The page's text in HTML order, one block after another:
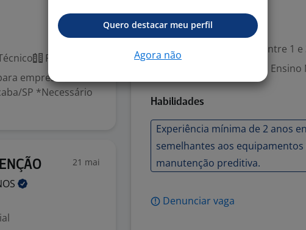
Presencial
empresa do
SP *Necessário
21 mai
Valorizado
Experiência desejada: Entre 1
Ensino Médio (2º Grau);
Habilidades
Experiência mínima de 2 anos
semelhantes aos
manutenção preditiva.
Denunciar vaga
Quero destacar meu perfil
Agora não